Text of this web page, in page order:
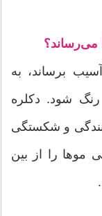
برساند، به
شود. دکلره
و شکستگی
موها را از بین